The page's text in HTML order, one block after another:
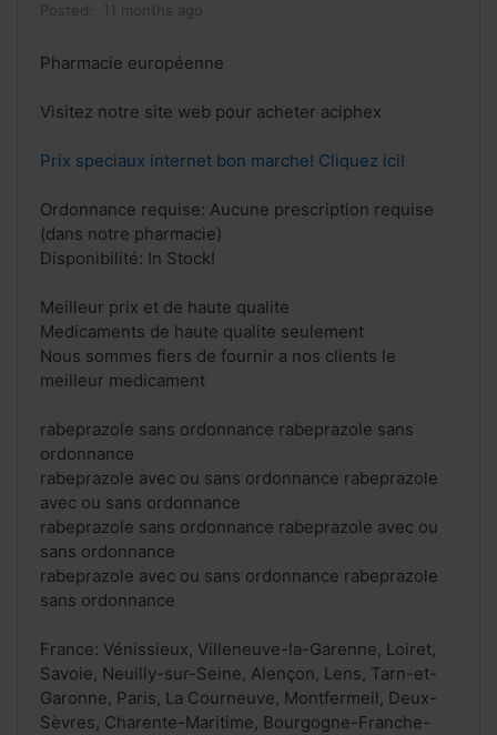
Posted: 11 months ago
Pharmacie européenne
Visitez notre site web pour acheter aciphex
Prix speciaux internet bon marche! Cliquez ici!
Ordonnance requise: Aucune prescription requise
(dans notre pharmacie)
Disponibilité: In Stock!
Meilleur prix et de haute qualite
Medicaments de haute qualite seulement
Nous sommes fiers de fournir a nos clients le
meilleur medicament
rabeprazole sans ordonnance rabeprazole sans
ordonnance
rabeprazole avec ou sans ordonnance rabeprazole
avec ou sans ordonnance
rabeprazole sans ordonnance rabeprazole avec ou
sans ordonnance
rabeprazole avec ou sans ordonnance rabeprazole
sans ordonnance
France: Vénissieux, Villeneuve-la-Garenne, Loiret,
Savoie, Neuilly-sur-Seine, Alençon, Lens, Tarn-et-
Garonne, Paris, La Courneuve, Montfermeil, Deux-
Sèvres, Charente-Maritime, Bourgogne-Franche-